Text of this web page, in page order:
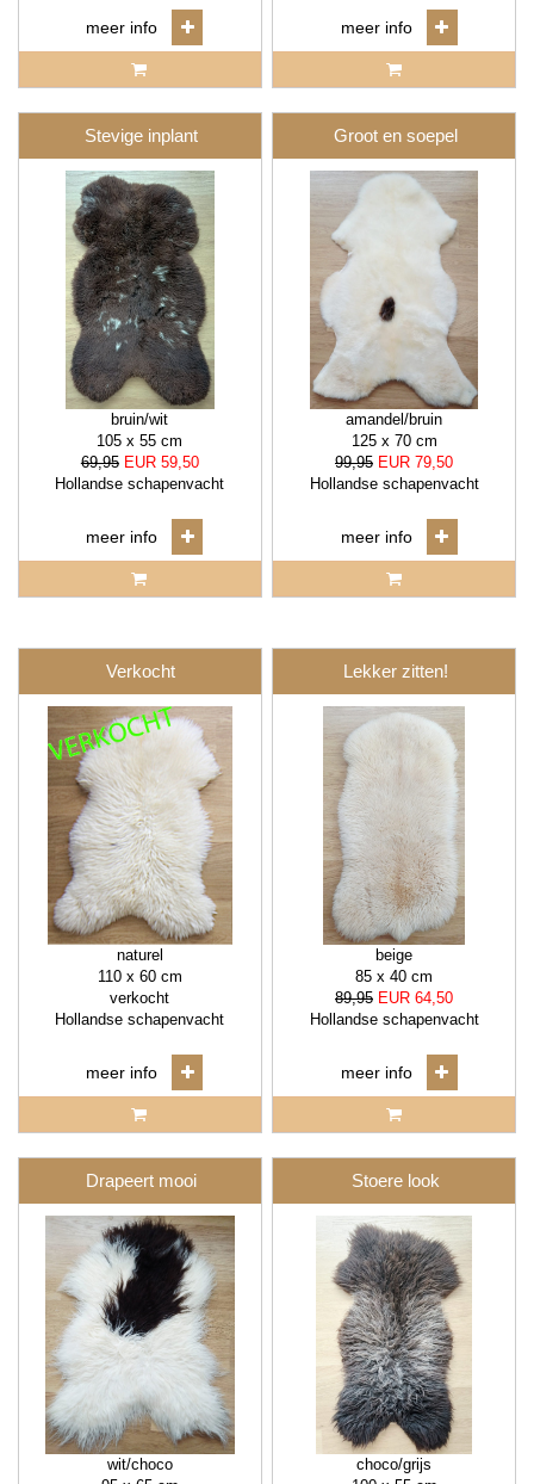
meer info meer info
Stevige inplant
bruin/wit
105 x 55 cm
69,95 EUR 59,50
Hollandse schapenvacht
meer info
Groot en soepel
amandel/bruin
125 x 70 cm
99,95 EUR 79,50
Hollandse schapenvacht
meer info
Verkocht
naturel
110 x 60 cm
verkocht
Hollandse schapenvacht
meer info
Lekker zitten!
beige
85 x 40 cm
89,95 EUR 64,50
Hollandse schapenvacht
meer info
Drapeert mooi
wit/choco
Stoere look
choco/grijs